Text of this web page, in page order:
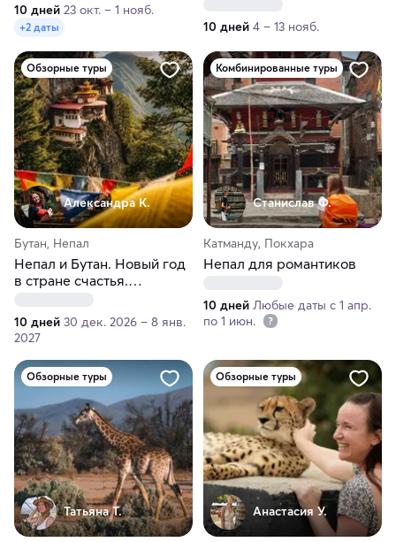
10 дней 23 окт. – 1 нояб.
+2 даты 10 дней 4 – 13 нояб.
Обзорные туры
Александра К.
Бутан, Непал
Непал и Бутан. Новый год
в стране счастья.
10 дней 30 дек. 2026 – 8 янв.
2027
Комбинированные туры
Станислав Ф.
Катманду, Покхара
Непал для романтиков
10 дней Любые даты с 1 апр.
по 1 июн.
Обзорные туры
Татьяна Т.
Обзорные туры
Анастасия У.